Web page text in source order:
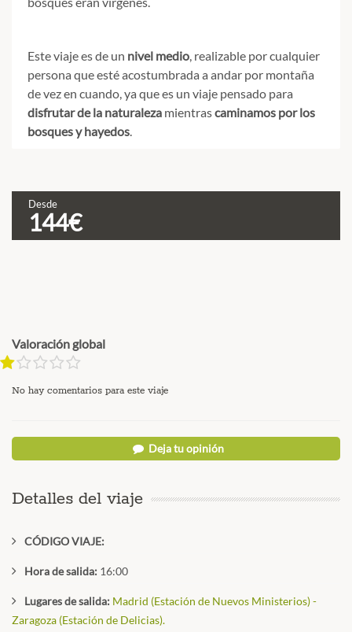
Este viaje es de un nivel medio, realizable por cualquier
persona que esté acostumbrada a andar por montaña
de vez en cuando, ya que es un viaje pensado para
disfrutar de la naturaleza mientrascaminamos por los
bosques y hayedos.
Desde
144€
Valoración global
No hay comentarios para este viaje
Deja tu opinión
Detalles del viaje
CÓDIGO VIAJE:
Hora de salida: 16:00
Lugares de salida: Madrid (Estación de Nuevos Ministerios) -
Zaragoza (Estación de Delicias).